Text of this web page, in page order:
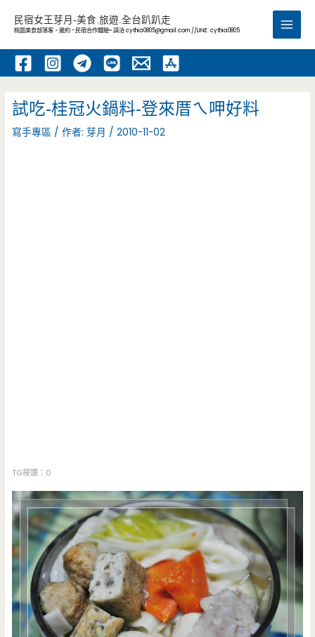
內
民宿女王芽月-美食.旅遊.全台趴趴走
桃園美食部落客，邀約 -民宿合作體驗~ 請洽cythia0805@gmail.com //LINE: cythia0805
Main
試吃-桂冠火鍋料-登來厝ㄟ呷好料
寫手專區 / 作者:芽月 /2010-11-02
TG按讚：0